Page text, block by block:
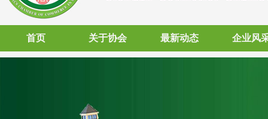
首页 关于协会 最新动态 企业风